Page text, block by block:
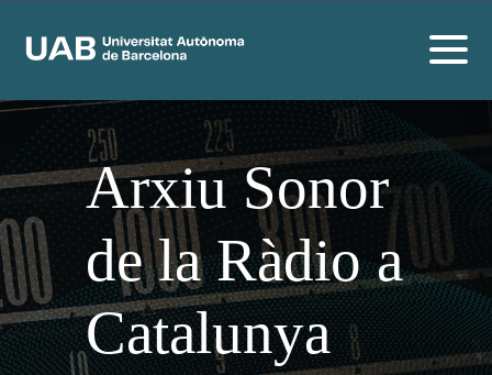
Arxiu Sonor
de la Ràdio a
Catalunya